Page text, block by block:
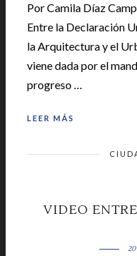
Por Camila Díaz
Entre la Declaración
la Arquitectura y el
viene dada por el
progreso …
LEER MÁS
VIDEO
20